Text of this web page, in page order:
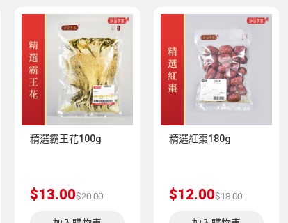
精選霸王花100g
$13.00$20.00
精選紅棗180g
$12.00$18.00